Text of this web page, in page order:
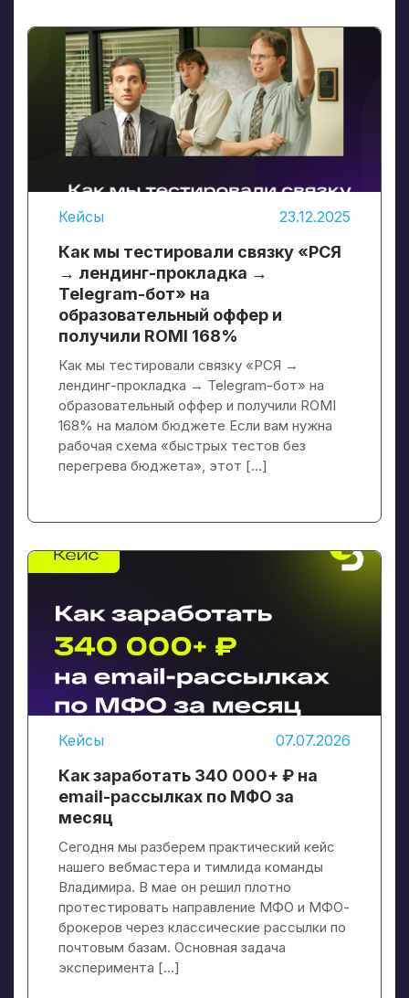
Кейсы 23.12.2025
Как мы тестировали связку «РСЯ
→ лендинг-прокладка →
Telegram-бот» на
образовательный оффер и
получили ROMI 168%
Как мы тестировали связку «РСЯ →
лендинг-прокладка → Telegram-бот» на
образовательный оффер и получили ROMI
168% на малом бюджете Если вам нужна
рабочая схема «быстрых тестов без
перегрева бюджета», этот […]
Кейсы 07.07.2026
Как заработать 340 000+ ₽ на
email-рассылках по МФО за
месяц
Сегодня мы разберем практический кейс
нашего вебмастера и тимлида команды
Владимира. В мае он решил плотно
протестировать направление МФО и МФО-
брокеров через классические рассылки по
почтовым базам. Основная задача
эксперимента […]